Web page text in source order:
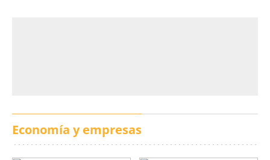
Economía y empresas